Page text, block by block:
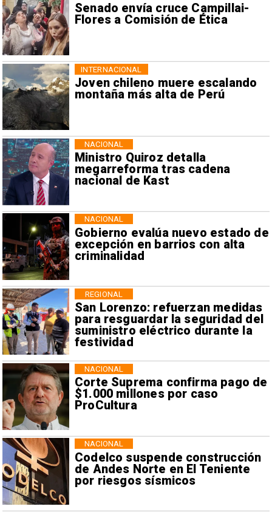
Senado envía cruce Campillai-
Flores a Comisión de Ética
Joven chileno muere escalando
montaña más alta de Perú
INTERNACIONAL
Ministro Quiroz detalla
megarreforma tras cadena
nacional de Kast
NACIONAL
Gobierno evalúa nuevo estado de
excepción en barrios con alta
criminalidad
NACIONAL
San Lorenzo: refuerzan medidas
para resguardar la seguridad del
suministro eléctrico durante la
festividad
REGIONAL
Corte Suprema confirma pago de
$1.000 millones por caso
ProCultura
NACIONAL
Codelco suspende construcción
de Andes Norte en El Teniente
por riesgos sísmicos
NACIONAL